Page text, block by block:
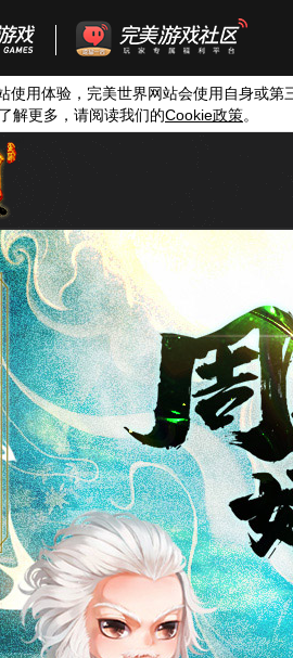
使用体验，完美世界网站会使用自身或第
解更多，请阅读我们的Cookie政策。